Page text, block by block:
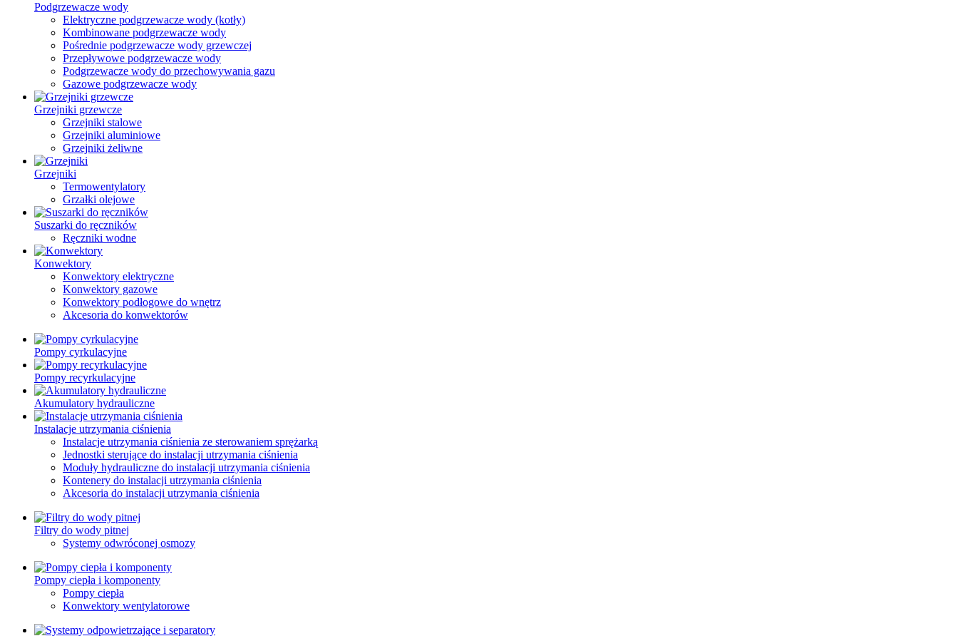
Podgrzewacze wody
Elektryczne podgrzewacze wody (kotły)
Kombinowane podgrzewacze wody
Pośrednie podgrzewacze wody grzewczej
Przepływowe podgrzewacze wody
Podgrzewacze wody do przechowywania gazu
Gazowe podgrzewacze wody
Grzejniki grzewcze
Grzejniki stalowe
Grzejniki aluminiowe
Grzejniki żeliwne
Grzejniki
Termowentylatory
Grzałki olejowe
Suszarki do ręczników
Ręczniki wodne
Konwektory
Konwektory elektryczne
Konwektory gazowe
Konwektory podłogowe do wnętrz
Akcesoria do konwektorów
Pompy cyrkulacyjne
Pompy recyrkulacyjne
Akumulatory hydrauliczne
Instalacje utrzymania ciśnienia
Instalacje utrzymania ciśnienia ze sterowaniem sprężarką
Jednostki sterujące do instalacji utrzymania ciśnienia
Moduły hydrauliczne do instalacji utrzymania ciśnienia
Kontenery do instalacji utrzymania ciśnienia
Akcesoria do instalacji utrzymania ciśnienia
Filtry do wody pitnej
Systemy odwróconej osmozy
Pompy ciepła i komponenty
Pompy ciepła
Konwektory wentylatorowe